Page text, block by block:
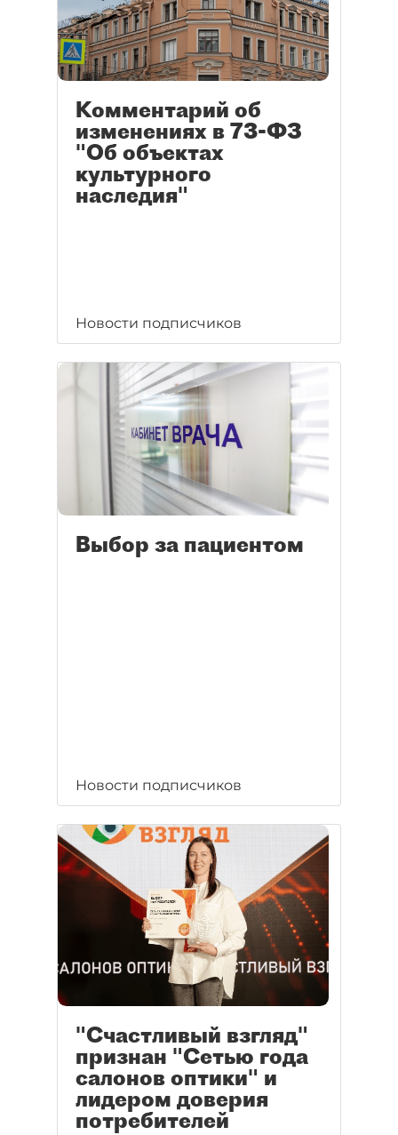
Комментарий об
изменениях в 73-ФЗ
"Об объектах
культурного
наследия"
Новости подписчиков
Выбор за пациентом
Новости подписчиков
"Счастливый взгляд"
признан "Сетью года
салонов оптики" и
лидером доверия
потребителей